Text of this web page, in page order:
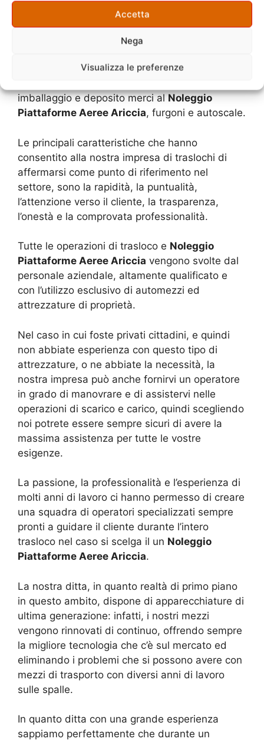
Accetta
Nega
Visualizza le preferenze
Grazie all’estrema professionalità dei nostri
addetti e alle competenze acquisite, la nostra
servizi che spaziano dai traslochi di abitazioni al
imballaggio e deposito merci alNoleggio
Piattaforme Aeree Ariccia, furgoni e autoscale.
Le principali caratteristiche che hanno
consentito alla nostra impresa di traslochi di
affermarsi come punto di riferimento nel
settore, sono la rapidità, la puntualità,
l’attenzione verso il cliente, la trasparenza,
l’onestà e la comprovata professionalità.
Tutte le operazioni di trasloco e Noleggio
Piattaforme Aeree Ariccia vengono svolte dal
personale aziendale, altamente qualificato e
con l’utilizzo esclusivo di automezzi ed
attrezzature di proprietà.
Nel caso in cui foste privati cittadini, e quindi
non abbiate esperienza con questo tipo di
attrezzature, o ne abbiate la necessità, la
nostra impresa può anche fornirvi un operatore
in grado di manovrare e di assistervi nelle
operazioni di scarico e carico, quindi scegliendo
noi potrete essere sempre sicuri di avere la
massima assistenza per tutte le vostre
esigenze.
La passione, la professionalità e l’esperienza di
molti anni di lavoro ci hanno permesso di creare
una squadra di operatori specializzati sempre
pronti a guidare il cliente durante l’intero
trasloco nel caso si scelga il un Noleggio
Piattaforme Aeree Ariccia.
La nostra ditta, in quanto realtà di primo piano
in questo ambito, dispone di apparecchiature di
ultima generazione: infatti, i nostri mezzi
vengono rinnovati di continuo, offrendo sempre
la migliore tecnologia che c’è sul mercato ed
eliminando i problemi che si possono avere con
mezzi di trasporto con diversi anni di lavoro
sulle spalle.
In quanto ditta con una grande esperienza
sappiamo perfettamente che durante un